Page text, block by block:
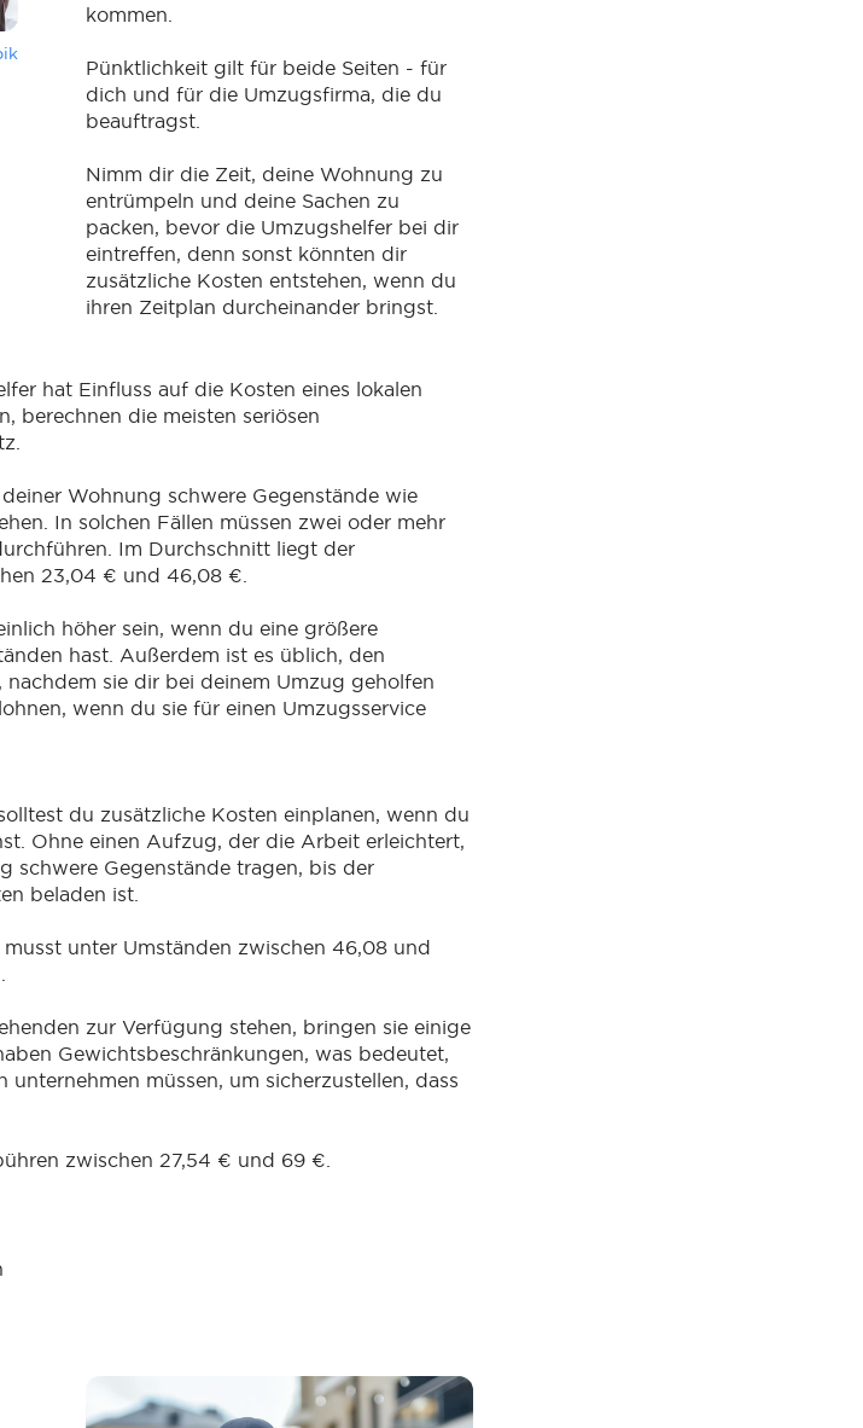
kommen.
Pünktlichkeit gilt für beide Seiten - für
dich und für die Umzugsfirma, die du
beauftragst.
Nimm dir die Zeit, deine Wohnung zu
entrümpeln und deine Sachen zu
packen, bevor die Umzugshelfer bei dir
eintreffen, denn sonst könnten dir
zusätzliche Kosten entstehen, wenn du
ihren Zeitplan durcheinander bringst.
hat Einfluss auf die Kosten eines lokalen
berechnen die meisten seriösen
Wohnung schwere Gegenstände wie
In solchen Fällen müssen zwei oder mehr
Im Durchschnitt liegt der
23,04 € und 46,08 €.
höher sein, wenn du eine größere
hast. Außerdem ist es üblich, den
sie dir bei deinem Umzug geholfen
wenn du sie für einen Umzugsservice
du zusätzliche Kosten einplanen, wenn du
Ohne einen Aufzug, der die Arbeit erleichtert,
schwere Gegenstände tragen, bis der
beladen ist.
unter Umständen zwischen 46,08 und
zur Verfügung stehen, bringen sie einige
Gewichtsbeschränkungen, was bedeutet,
unternehmen müssen, um sicherzustellen, dass
zwischen 27,54 € und 69 €.